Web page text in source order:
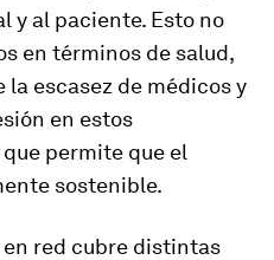
y al paciente. Esto no
en términos de salud,
escasez de médicos y
en estos
permite que el
sostenible.
red cubre distintas